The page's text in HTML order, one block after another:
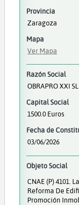
Provincia
Zaragoza
Mapa
Ver Mapa
Razón Social
OBRAPRO XXI SL
Capital Social
1500.0 Euros
Fecha de
03/06/2026
Objeto Social
CNAE (P) 4101.
Reforma De
Promoción